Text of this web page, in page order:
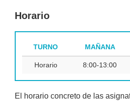
Horario
TURNO MAÑANA
Horario 8:00-13:00
El horario concreto de las